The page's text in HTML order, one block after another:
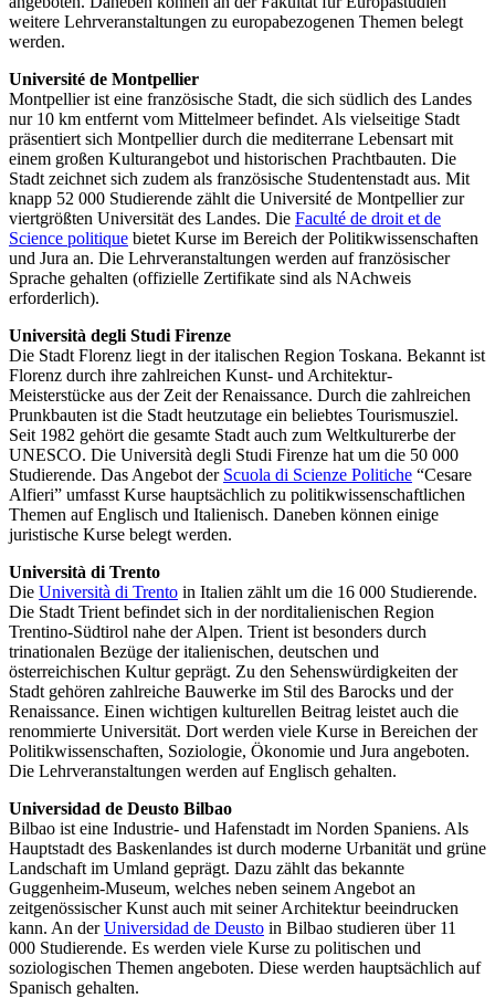
weitere Lehrveranstaltungen zu europabezogenen Themen belegt
werden.
Université de Montpellier
Montpellier ist eine französische Stadt, die sich südlich des Landes
nur 10 km entfernt vom Mittelmeer befindet. Als vielseitige Stadt
präsentiert sich Montpellier durch die mediterrane Lebensart mit
einem großen Kulturangebot und historischen Prachtbauten. Die
Stadt zeichnet sich zudem als französische Studentenstadt aus. Mit
knapp 52 000 Studierende zählt die Université de Montpellier zur
viertgrößten Universität des Landes. Die Faculté de droit et de
Science politique bietet Kurse im Bereich der Politikwissenschaften
und Jura an. Die Lehrveranstaltungen werden auf französischer
Sprache gehalten (offizielle Zertifikate sind als NAchweis
erforderlich).
Università degli Studi Firenze
Die Stadt Florenz liegt in der italischen Region Toskana. Bekannt ist
Florenz durch ihre zahlreichen Kunst- und Architektur-
Meisterstücke aus der Zeit der Renaissance. Durch die zahlreichen
Prunkbauten ist die Stadt heutzutage ein beliebtes Tourismusziel.
Seit 1982 gehört die gesamte Stadt auch zum Weltkulturerbe der
UNESCO. Die Università degli Studi Firenze hat um die 50 000
Studierende. Das Angebot der Scuola di Scienze Politiche “Cesare
Alfieri” umfasst Kurse hauptsächlich zu politikwissenschaftlichen
Themen auf Englisch und Italienisch. Daneben können einige
juristische Kurse belegt werden.
Università di Trento
Die Università di Trento in Italien zählt um die 16 000 Studierende.
Die Stadt Trient befindet sich in der norditalienischen Region
Trentino-Südtirol nahe der Alpen. Trient ist besonders durch
trinationalen Bezüge der italienischen, deutschen und
österreichischen Kultur geprägt. Zu den Sehenswürdigkeiten der
Stadt gehören zahlreiche Bauwerke im Stil des Barocks und der
Renaissance. Einen wichtigen kulturellen Beitrag leistet auch die
renommierte Universität. Dort werden viele Kurse in Bereichen der
Politikwissenschaften, Soziologie, Ökonomie und Jura angeboten.
Die Lehrveranstaltungen werden auf Englisch gehalten.
Universidad de Deusto Bilbao
Bilbao ist eine Industrie- und Hafenstadt im Norden Spaniens. Als
Hauptstadt des Baskenlandes ist durch moderne Urbanität und grüne
Landschaft im Umland geprägt. Dazu zählt das bekannte
Guggenheim-Museum, welches neben seinem Angebot an
zeitgenössischer Kunst auch mit seiner Architektur beeindrucken
kann. An derUniversidad de Deusto in Bilbao studieren über 11
000 Studierende. Es werden viele Kurse zu politischen und
soziologischen Themen angeboten. Diese werden hauptsächlich auf
Spanisch gehalten.